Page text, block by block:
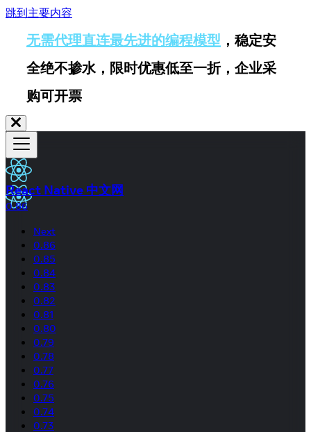
跳到主要内容
无需代理直连最先进的编程模型 ，稳定安
全绝不掺水，限时优惠低至一折，企业采
购可开票
React Native 中文网
0.86
Next
0.86
0.85
0.84
0.83
0.82
0.81
0.80
0.79
0.78
0.77
0.76
0.75
0.74
0.73